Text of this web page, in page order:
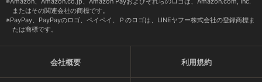
またはその関連会社の商標です。
PayPay、PayPayのロゴ、ペイペイ、Ｐのロゴは、LINEヤフー株式会社の登録商標ま
たは商標です。
会社概要 利用規約